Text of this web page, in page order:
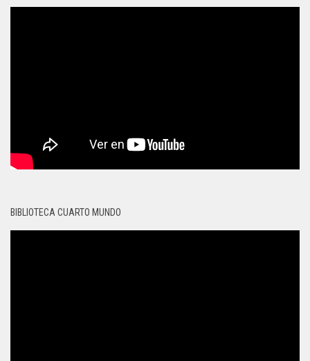
BIBLIOTECA CUARTO MUNDO